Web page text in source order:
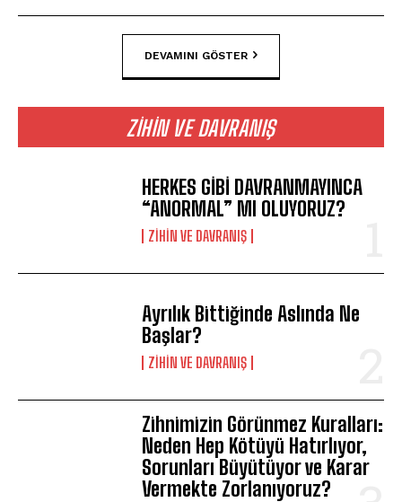
DEVAMINI GÖSTER
ZIHIN VE DAVRANIŞ
HERKES GİBİ DAVRANMAYINCA
“ANORMAL” MI OLUYORUZ?
⁠ZIHIN VE DAVRANIŞ
Ayrılık Bittiğinde Aslında Ne
Başlar?
⁠ZIHIN VE DAVRANIŞ
Zihnimizin Görünmez Kuralları:
Neden Hep Kötüyü Hatırlıyor,
Sorunları Büyütüyor ve Karar
Vermekte Zorlanıyoruz?